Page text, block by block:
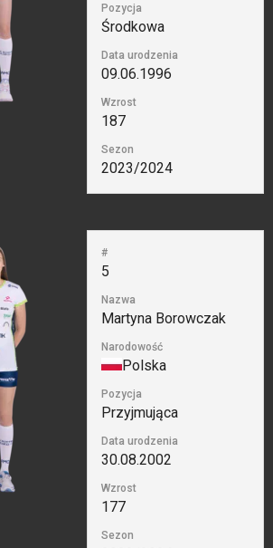
Pozycja
Środkowa
Data urodzenia
09.06.1996
Wzrost
187
Sezon
2023/2024
#
5
Nazwa
Martyna Borowczak
Narodowość
Polska
Pozycja
Przyjmująca
Data urodzenia
30.08.2002
Wzrost
177
Sezon